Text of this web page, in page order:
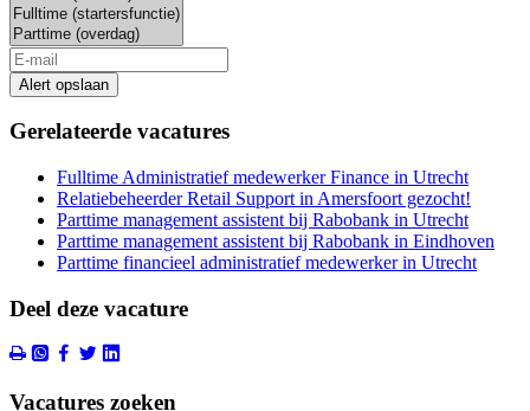
Alert opslaan
Gerelateerde vacatures
Fulltime Administratief medewerker Finance in Utrecht
Relatiebeheerder Retail Support in Amersfoort gezocht!
Parttime management assistent bij Rabobank in Utrecht
Parttime management assistent bij Rabobank in Eindhoven
Parttime financieel administratief medewerker in Utrecht
Deel deze vacature
Vacatures zoeken